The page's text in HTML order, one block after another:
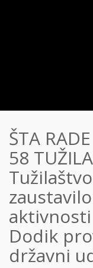
ŠTA
58
Dodik
državni